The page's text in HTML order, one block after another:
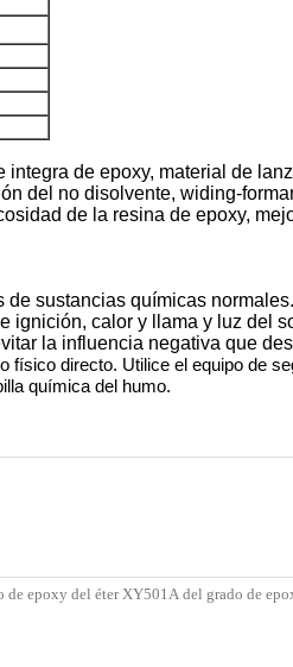
de epoxy, material de
del no disolvente, widing-
de la resina de epoxy,
sustancias químicas normales.
ignición, calor y llama y luz del
la influencia negativa que
directo. Utilice el equipo de
química del humo.